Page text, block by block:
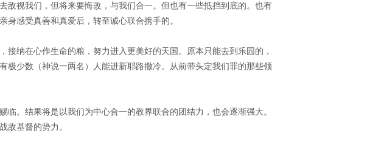
敌视我们，但将来要悔改，与我们合一。但也有一些抵挡到底的。也有
身感受真善和真爱后，转至诚心联合携手的。
接纳在心作生命的粮，努力进入更美好的天国。原本只能去到乐园的，
极少数（神说一两名）人能进新耶路撒冷。从前带头定我们罪的那些领
。结果将是以我们为中心合一的教界联合的团结力，也会逐渐强大。
敌基督的势力。